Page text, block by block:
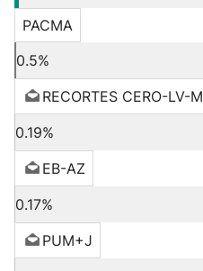
PACMA
0.5%
RECORTES CERO-LV-M
0.19%
EB-AZ
0.17%
PUM+J